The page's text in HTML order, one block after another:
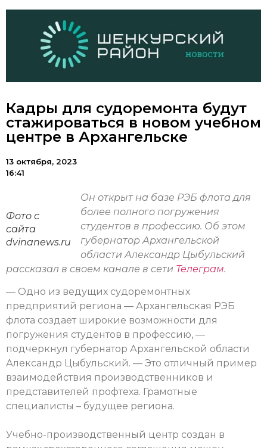
Кадры для судоремонта будут
стажироваться в новом учебном
центре в Архангельске
13 октября, 2023
16:41
Фото с
сайта
dvinanews.ru
Он открыт на базе РЭБ флота для
более полного погружения
студентов в профессию. Об этом
губернатор Архангельской
области Александр Цыбульский
рассказал в своем канале в сети Телеграм.
— Одно из ведущих судоремонтных
предприятий региона — Архангельская РЭБ
флота создает широкие возможности для
погружения студентов в профессию, —
подчеркнул губернатор Архангельской области
Александр Цыбульский. — Это отличный пример
взаимодействия производственников и
представителей профтеха. Грамотные
специалисты – будущее региона.
Учебно-производственный центр создан в